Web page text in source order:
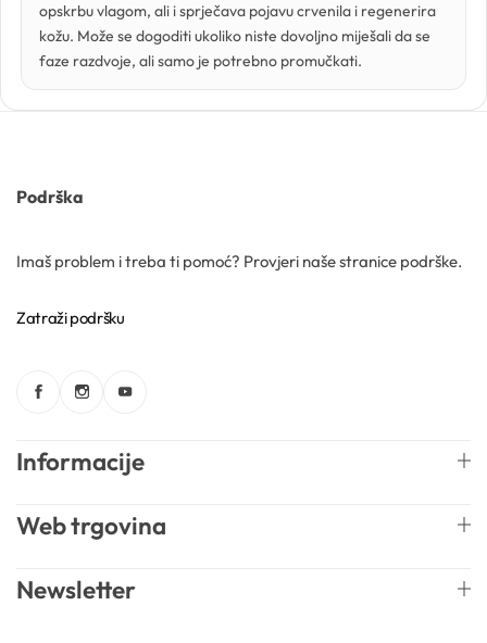
opskrbu vlagom, ali i sprječava pojavu crvenila i regenerira
kožu. Može se dogoditi ukoliko niste dovoljno miješali da se
faze razdvoje, ali samo je potrebno promučkati.
Podrška
Imaš problem i treba ti pomoć? Provjeri naše stranice podrške.
Zatraži podršku
Informacije
Web trgovina
Newsletter